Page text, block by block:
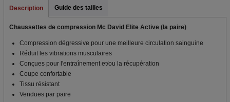
Description Guide des tailles
Chaussettes de compression Mc David Elite Active (la paire)
Compression dégressive pour une meilleure circulation sainguine
Réduit les vibrations musculaires
Conçues pour l'entraînement et/ou la récupération
Coupe confortable
Tissu résistant
Vendues par paire